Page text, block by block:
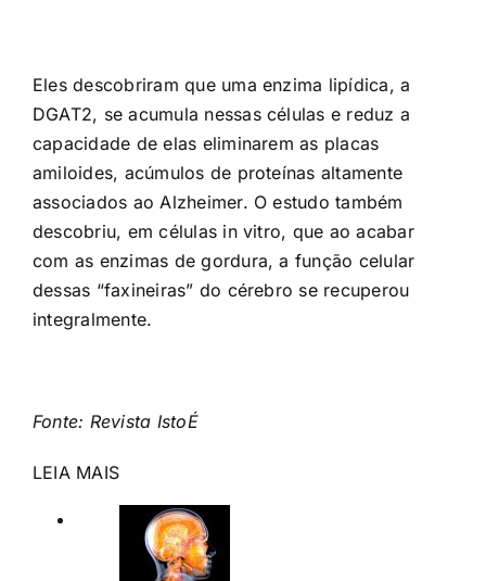
Eles descobriram que uma enzima lipídica, a
DGAT2, se acumula nessas células e reduz a
capacidade de elas eliminarem as placas
amiloides, acúmulos de proteínas altamente
associados ao Alzheimer. O estudo também
descobriu, em células in vitro, que ao acabar
com as enzimas de gordura, a função celular
dessas “faxineiras” do cérebro se recuperou
integralmente.
Fonte: Revista IstoÉ
LEIA MAIS